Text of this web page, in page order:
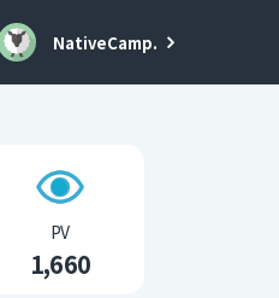
NativeCamp.
PV
1,660